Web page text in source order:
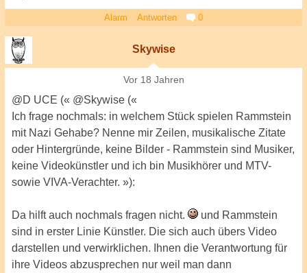
Alarm Antworten 0
Skywise
Vor 18 Jahren
@D UCE (« @Skywise («
Ich frage nochmals: in welchem Stück spielen Rammstein
mit Nazi Gehabe? Nenne mir Zeilen, musikalische Zitate
oder Hintergründe, keine Bilder - Rammstein sind Musiker,
keine Videokünstler und ich bin Musikhörer und MTV-
sowie VIVA-Verachter. »):
Da hilft auch nochmals fragen nicht.
und Rammstein
sind in erster Linie Künstler. Die sich auch übers Video
darstellen und verwirklichen. Ihnen die Verantwortung für
ihre Videos abzusprechen nur weil man dann